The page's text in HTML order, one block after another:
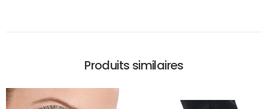
Produits similaires